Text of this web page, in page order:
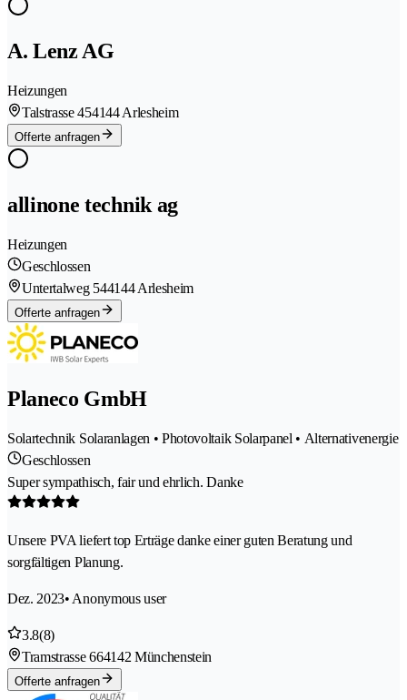
A. Lenz AG
Heizungen
Talstrasse 454144 Arlesheim
Offerte anfragen
allinone technik ag
Heizungen
Geschlossen
Untertalweg 544144 Arlesheim
Offerte anfragen
Planeco GmbH
Solartechnik Solaranlagen • Photovoltaik Solarpanel • Alternativenergie
Geschlossen
Super sympathisch, fair und ehrlich. Danke
Unsere PVA liefert top Erträge danke einer guten Beratung und
sorgfältigen Planung.
Dez. 2023• Anonymous user
3.8(8)
Tramstrasse 664142 Münchenstein
Offerte anfragen